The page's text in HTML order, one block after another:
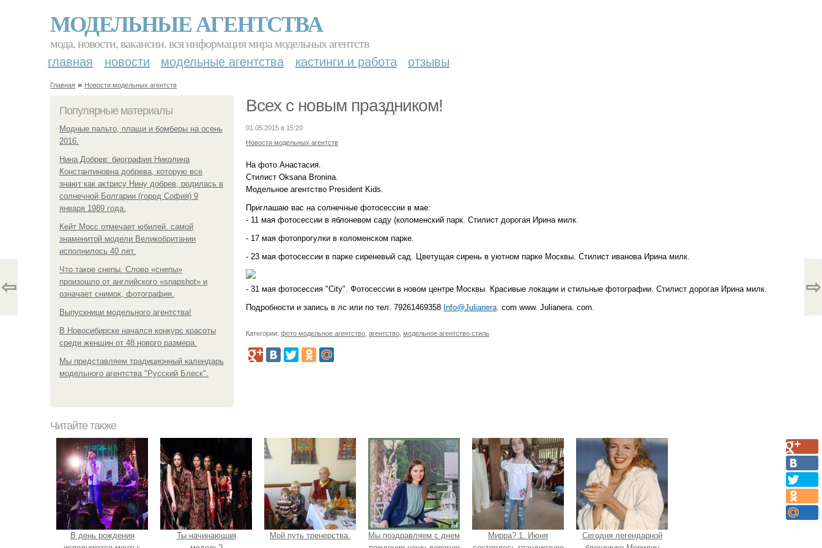
МОДЕЛЬНЫЕ АГЕНТСТВА
мода, новости, вакансии. вся информация мира модельных агентств
главная новости модельные агентства кастинги и работа отзывы
Главная » Новости модельных агентств
Популярные материалы
Модные пальто, плащи и бомберы на осень
2016.
Нина Добрев: биография Николина
Константиновна добрева, которую все
знают как актрису Нину добрев, родилась в
солнечной Болгарии (город София) 9
января 1989 года.
Кейт Мосс отмечает юбилей. самой
знаменитой модели Великобритании
исполнилось 40 лет.
Что такое снепы. Слово «снепы»
произошло от английского «snapshot» и
означает снимок, фотография.
Выпускници модельного агентства!
В Новосибирске начался конкурс красоты
среди женщин от 48 нового размера.
Мы представляем традиционный календарь
модельного агентства "Русский Блеск".
Всех с новым праздником!
01.05.2015 в 15:20
Новости модельных агентств
На фото Анастасия.
Стилист Oksana Bronina.
Модельное агентство President Kids.
Приглашаю вас на солнечные фотосессии в мае:
- 11 мая фотосессии в яблоневом саду (коломенский парк. Стилист дорогая Ирина милк.
- 17 мая фотопрогулки в коломенском парке.
- 23 мая фотосессии в парке сиреневый сад. Цветущая сирень в уютном парке Москвы. Стилист иванова Ирина милк.
- 31 мая фотосессия "City". Фотосессии в новом центре Москвы. Красивые локации и стильные фотографии. Стилист дорогая Ирина милк.
Подробности и запись в лс или по тел. 79261469358 Info@Julianera . com www. Julianera. com.
Категории: фото модельное агентство агентство модельное агентство стиль
⇦ ⇨
Читайте также
В день рождения
Ты начинающая
Мой путь тренерства.
Мы поздравляем с днем
Мирра? 1. Июня
Сегодня легендарной